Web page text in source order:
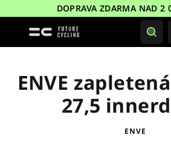
na
DOPRAVA ZDARMA NAD 2
ENVE
27,5
ENVE